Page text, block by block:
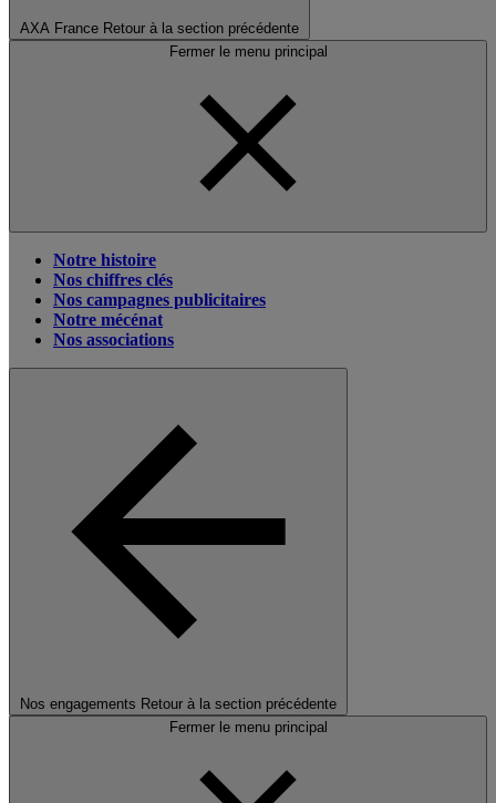
AXA France Retour à la section précédente
Fermer le menu principal
Notre histoire
Nos chiffres clés
Nos campagnes publicitaires
Notre mécénat
Nos associations
Nos engagements Retour à la section précédente
Fermer le menu principal